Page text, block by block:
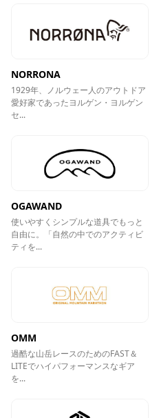
NORRONA
1929年、ノルウェー人のアウトドア
愛好家であったヨルゲン・ヨルゲン
セ...
OGAWAND
使いやすくシンプルな道具でもっと
自由に。「自然の中でのアクティビ
ティを...
OMM
過酷な山岳レースのためのFAST＆
LITEでハイパフォーマンスなギア
を...